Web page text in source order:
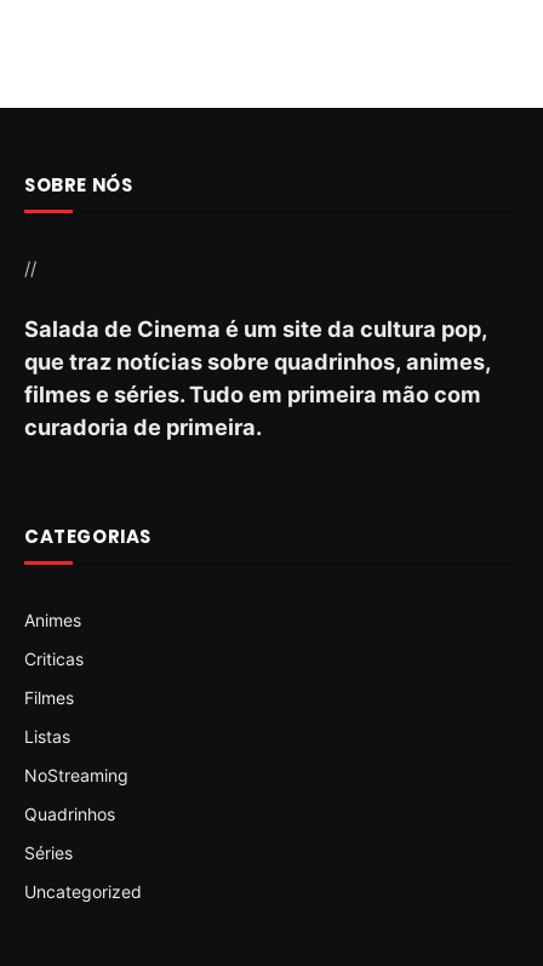
SOBRE NÓS
//
Salada de Cinema é um site da cultura pop,
que traz notícias sobre quadrinhos, animes,
filmes e séries. Tudo em primeira mão com
curadoria de primeira.
CATEGORIAS
Animes
Criticas
Filmes
Listas
NoStreaming
Quadrinhos
Séries
Uncategorized